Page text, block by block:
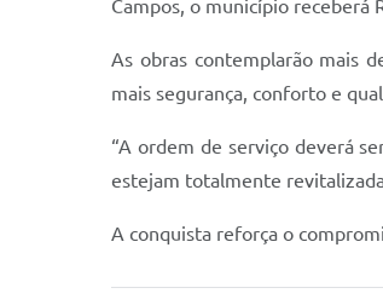
Campos, o município receberá
As obras contemplarão mais
mais segurança, conforto e
“A ordem de serviço deverá
estejam totalmente
A conquista reforça o